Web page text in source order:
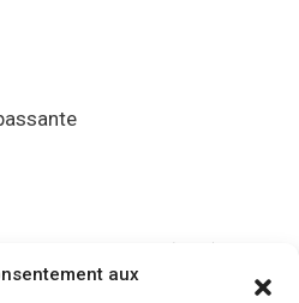
aux
en lecture (Brut)